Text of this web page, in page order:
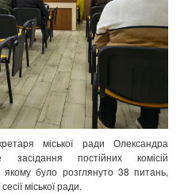
міської ради Олександра
засідання постійних комісій
якому було розглянуто 38 питань,
міської ради.